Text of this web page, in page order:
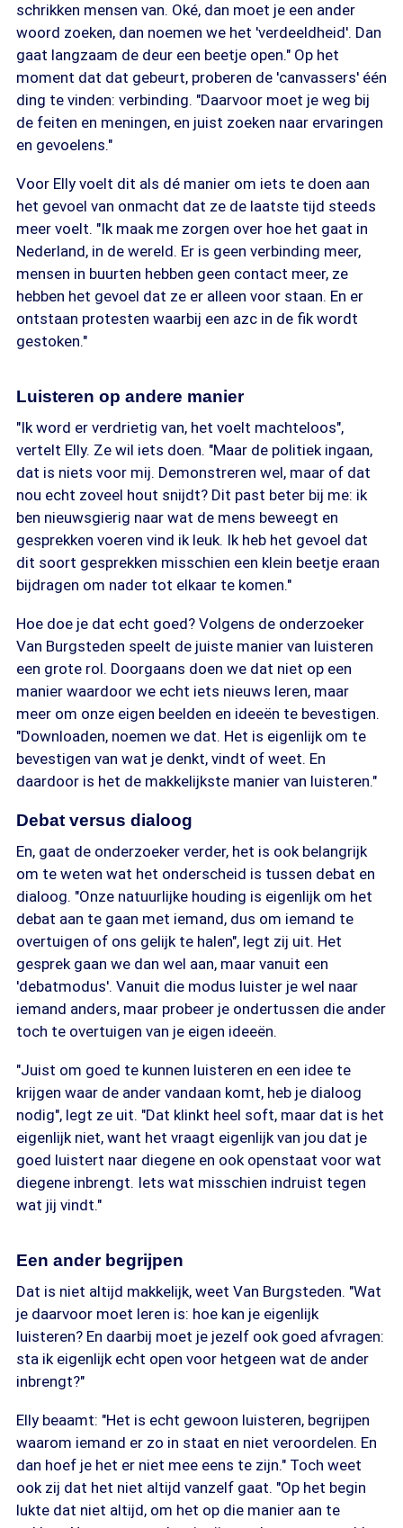
Bij deze gespreksmethode is het niet de
bedoeling om in debat te gaan met de
gesprekspartner, maar om te luisteren naar de
persoonlijke ervaringen van mensen en wat hen
beweegt. Door niet te oordelen en met oprechte
interesse aandacht aan elkaar te besteden,
ontstaat er meer ruimte om andersdenkenden te
ontmoeten en polarisatie tegen te gaan.
schrikken mensen van. Oké, dan moet je een ander
woord zoeken, dan noemen we het 'verdeeldheid'. Dan
gaat langzaam de deur een beetje open." Op het
moment dat dat gebeurt, proberen de 'canvassers' één
ding te vinden: verbinding. "Daarvoor moet je weg bij
de feiten en meningen, en juist zoeken naar ervaringen
en gevoelens."
Voor Elly voelt dit als dé manier om iets te doen aan
het gevoel van onmacht dat ze de laatste tijd steeds
meer voelt. "Ik maak me zorgen over hoe het gaat in
Nederland, in de wereld. Er is geen verbinding meer,
mensen in buurten hebben geen contact meer, ze
hebben het gevoel dat ze er alleen voor staan. En er
ontstaan protesten waarbij een azc in de fik wordt
gestoken."
Luisteren op andere manier
"Ik word er verdrietig van, het voelt machteloos",
vertelt Elly. Ze wil iets doen. "Maar de politiek ingaan,
dat is niets voor mij. Demonstreren wel, maar of dat
nou echt zoveel hout snijdt? Dit past beter bij me: ik
ben nieuwsgierig naar wat de mens beweegt en
gesprekken voeren vind ik leuk. Ik heb het gevoel dat
dit soort gesprekken misschien een klein beetje eraan
bijdragen om nader tot elkaar te komen."
Hoe doe je dat echt goed? Volgens de onderzoeker
Van Burgsteden speelt de juiste manier van luisteren
een grote rol. Doorgaans doen we dat niet op een
manier waardoor we echt iets nieuws leren, maar
meer om onze eigen beelden en ideeën te bevestigen.
"Downloaden, noemen we dat. Het is eigenlijk om te
bevestigen van wat je denkt, vindt of weet. En
daardoor is het de makkelijkste manier van luisteren."
Debat versus dialoog
En, gaat de onderzoeker verder, het is ook belangrijk
om te weten wat het onderscheid is tussen debat en
dialoog. "Onze natuurlijke houding is eigenlijk om het
debat aan te gaan met iemand, dus om iemand te
overtuigen of ons gelijk te halen", legt zij uit. Het
gesprek gaan we dan wel aan, maar vanuit een
'debatmodus'. Vanuit die modus luister je wel naar
iemand anders, maar probeer je ondertussen die ander
toch te overtuigen van je eigen ideeën.
"Juist om goed te kunnen luisteren en een idee te
krijgen waar de ander vandaan komt, heb je dialoog
nodig", legt ze uit. "Dat klinkt heel soft, maar dat is het
eigenlijk niet, want het vraagt eigenlijk van jou dat je
goed luistert naar diegene en ook openstaat voor wat
diegene inbrengt. Iets wat misschien indruist tegen
wat jij vindt."
Een ander begrijpen
Dat is niet altijd makkelijk, weet Van Burgsteden. "Wat
je daarvoor moet leren is: hoe kan je eigenlijk
luisteren? En daarbij moet je jezelf ook goed afvragen:
sta ik eigenlijk echt open voor hetgeen wat de ander
inbrengt?"
Elly beaamt: "Het is echt gewoon luisteren, begrijpen
waarom iemand er zo in staat en niet veroordelen. En
dan hoef je het er niet mee eens te zijn." Toch weet
ook zij dat het niet altijd vanzelf gaat. "Op het begin
lukte dat niet altijd, om het op die manier aan te